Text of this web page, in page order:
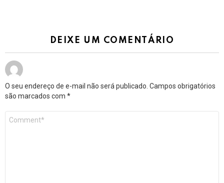
DEIXE UM COMENTÁRIO
O seu endereço de e-mail não será publicado. Campos obrigatórios
são marcados com *